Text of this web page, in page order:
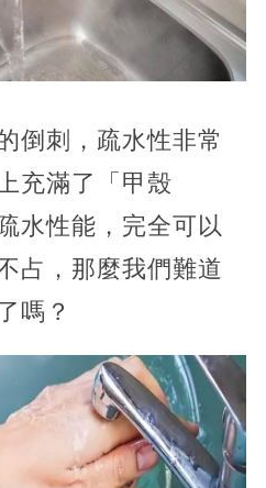
倒刺，疏水性非常
充滿了「甲殼
水性能，完全可以
占，那麼我們難道
嗎？